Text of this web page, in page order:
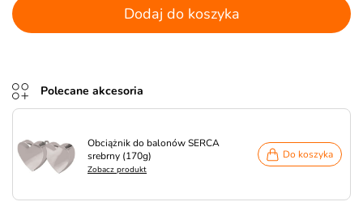
Dodaj do koszyka
Polecane akcesoria
Obciążnik do balonów SERCA
srebrny (170g)
Zobacz produkt
Do koszyka